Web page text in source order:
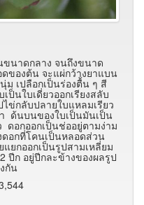
นาดกลาง จนถึงขนาด
ของต้น จะแผ่กว้างยาแบน
เปลือกเป็นร่องตื้น ๆ สี
ป็นใบเดี่ยวออกเรียงสลับ
ข่กลับปลายใบแหลมเรียว
ด้นบนของใบเป็นมันเป็น
ดอกออกเป็นช่ออยู่ตามง่าม
อกที่โคนเป็นหลอดส่วน
ยกออกเป็นรูปสามเหลี่ยม
ปีก อยู่ปีกละข้างของผลรูป
กัน